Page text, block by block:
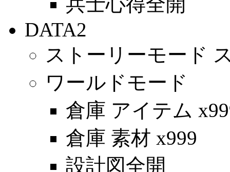
DATA2
ストーリーモード
ワールドモード
倉庫 アイテム
倉庫 素材 x999
設計図全開